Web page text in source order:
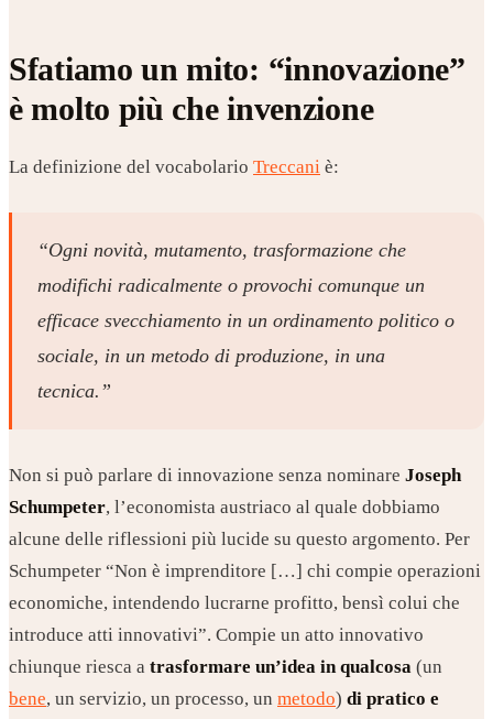
Sfatiamo un mito: “innovazione”
è molto più che invenzione
La definizione del vocabolario Treccani è:
“Ogni novità, mutamento, trasformazione che
modifichi radicalmente o provochi comunque un
efficace svecchiamento in un ordinamento politico o
sociale, in un metodo di produzione, in una
tecnica.”
Non si può parlare di innovazione senza nominare Joseph
Schumpeter, l’economista austriaco al quale dobbiamo
alcune delle riflessioni più lucide su questo argomento. Per
Schumpeter “Non è imprenditore […] chi compie operazioni
economiche, intendendo lucrarne profitto, bensì colui che
introduce atti innovativi”. Compie un atto innovativo
chiunque riesca a trasformare un’idea in qualcosa (un
bene, un servizio, un processo, un metodo) di pratico e